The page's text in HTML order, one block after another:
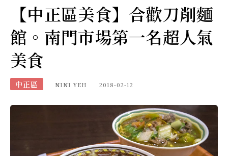
【中正區美食】合歡刀削麵
館。南門市場第一名超人氣
美食
中正區 NINI YEH 2018-02-12